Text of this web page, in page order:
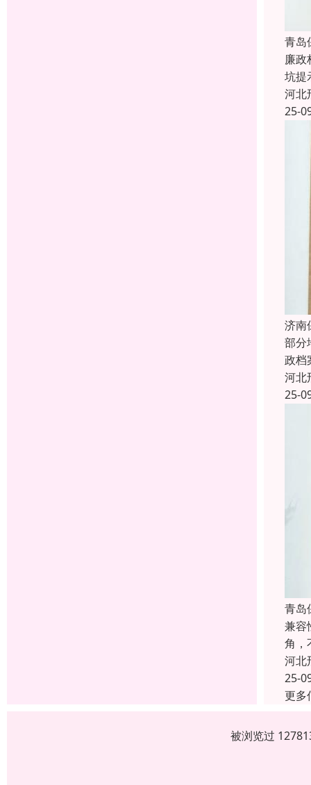
青岛
廉政
坑提
河北
25-
济南
部分
政档
河北
25-
青岛
兼容
角，
河北
25-
更多
被浏览过